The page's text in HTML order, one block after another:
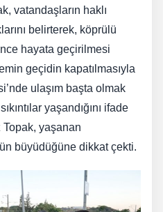
vatandaşların haklı
belirterek, köprülü
hayata geçirilmesi
geçidin kapatılmasıyla
ulaşım başta olmak
yaşandığını ifade
Topak, yaşanan
büyüdüğüne dikkat çekti.